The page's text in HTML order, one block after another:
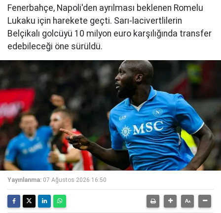
Fenerbahçe, Napoli'den ayrılması beklenen Romelu
Lukaku için harekete geçti. Sarı-lacivertlilerin
Belçikalı golcüyü 10 milyon euro karşılığında transfer
edebileceği öne sürüldü.
Yayınlanma: 07 Ağustos 2026 16:50